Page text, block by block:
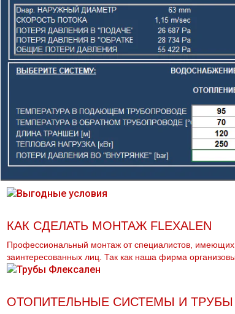
КАК СДЕЛАТЬ МОНТАЖ FLEXALEN
Профессиональный мoнтaж от специалистов,
заинтересованных лиц. Так как наша фирма
ОТОПИТЕЛЬНЫЕ СИСТЕМЫ И ТРУБЫ